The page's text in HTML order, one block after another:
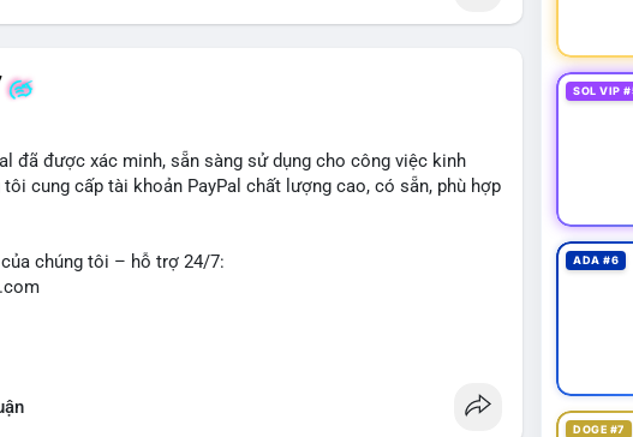
đã được xác minh, sẵn sàng sử dụng cho công việc kinh
cung cấp tài khoản PayPal chất lượng cao, có sẵn, phù hợp
chúng tôi – hỗ trợ 24/7:
để được tư vấn chi tiết.
SOL VIP
ADA #6
DOGE #7